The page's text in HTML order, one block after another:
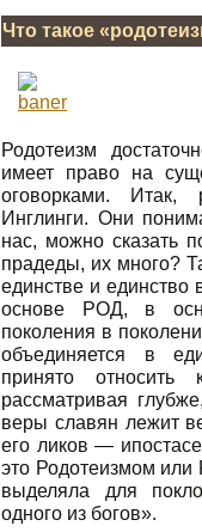
Что такое
Родотеизм
имеет право на
оговорками. Итак,
Инглинги. Они
нас, можно сказать
прадеды, их много?
единстве и единство
основе РОД, в
поколения в
объединяется в
принято относить
рассматривая
веры славян лежит
его ликов —
это Родотеизмом или
выделяла для
одного из богов».